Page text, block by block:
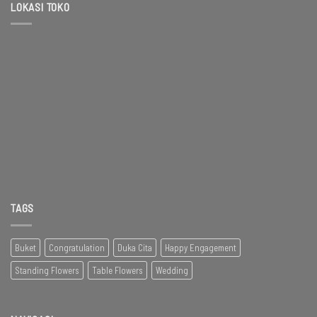
LOKASI TOKO
TAGS
Buket Congratulation Duka Cita
Happy Engagement
Standing Flowers
Table Flowers Wedding